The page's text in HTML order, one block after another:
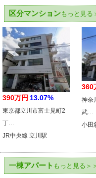
区分マンションもっと見る
390万円 13.07%
東京都立川市富士見町2
丁…
JR中央線 立川駅
360
神奈
武…
小田
一棟アパート もっと見る＞